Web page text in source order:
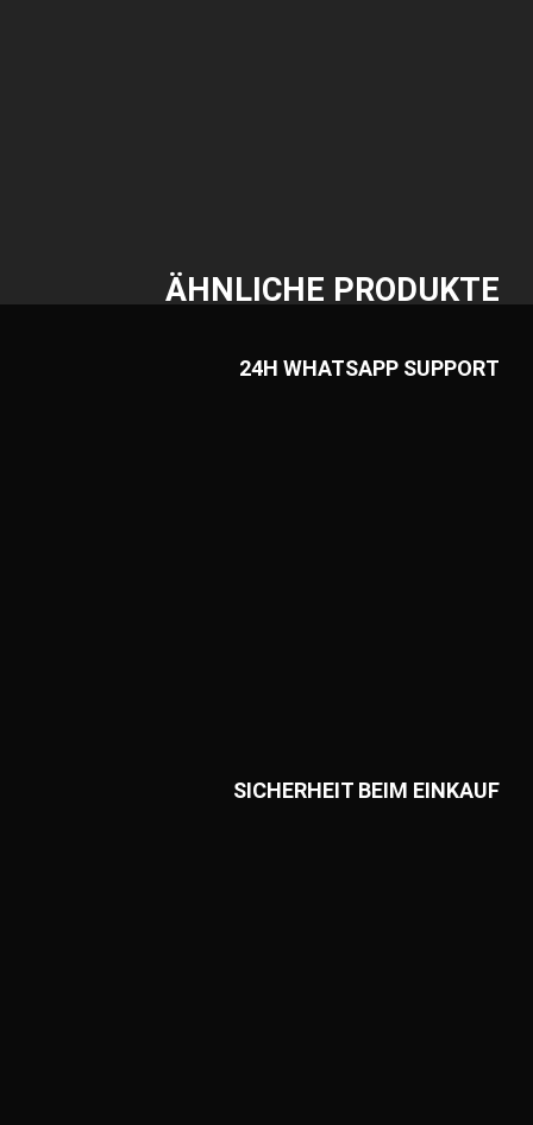
ÄHNLICHE PRODUKTE
24H WHATSAPP SUPPORT
SICHERHEIT BEIM EINKAUF